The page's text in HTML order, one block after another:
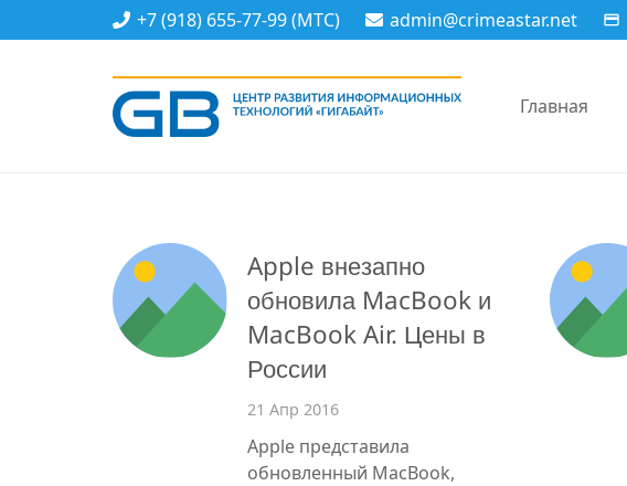
+7 (918) 655-77-99 (МТС) admin@crimeastar.net payment
Главная
Apple внезапно
обновила MacBook и
MacBook Air. Цены в
России
21 Апр 2016
Apple представила
обновленный MacBook,